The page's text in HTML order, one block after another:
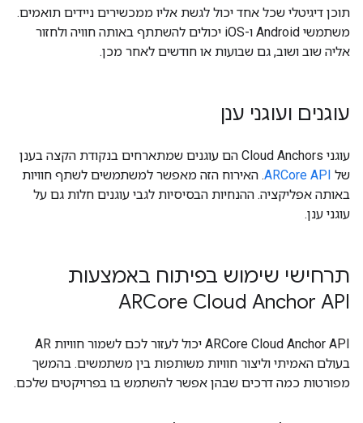
תוכן דיגיטלי שכל אחד יכול לגשת אליו ממכשירים ניידים תואמים.
משתמשי Android ו-iOS יכולים להשתתף באותה חוויה ולחזור
אליה שוב ושוב, גם שבועות או חודשים לאחר מכן.
עוגנים ועוגני ענן
עוגני Cloud Anchors הם עוגנים שמתארחים בנקודת הקצה בענן
של ARCore API. האירוח הזה מאפשר למשתמשים לשתף חוויות
באותה אפליקציה. ההנחיות הבסיסיות לגבי עוגנים חלות גם על
עוגני ענן.
תרחישי שימוש בפיתוח באמצעות
ARCore Cloud Anchor API
‫ARCore Cloud Anchor API יכול לעזור לכם לשמור חוויות AR
בעולם האמיתי וליצור חוויות משותפות בין משתמשים. בהמשך
מפורטות כמה דרכים שבהן אפשר להשתמש בו בפרויקטים שלכם.